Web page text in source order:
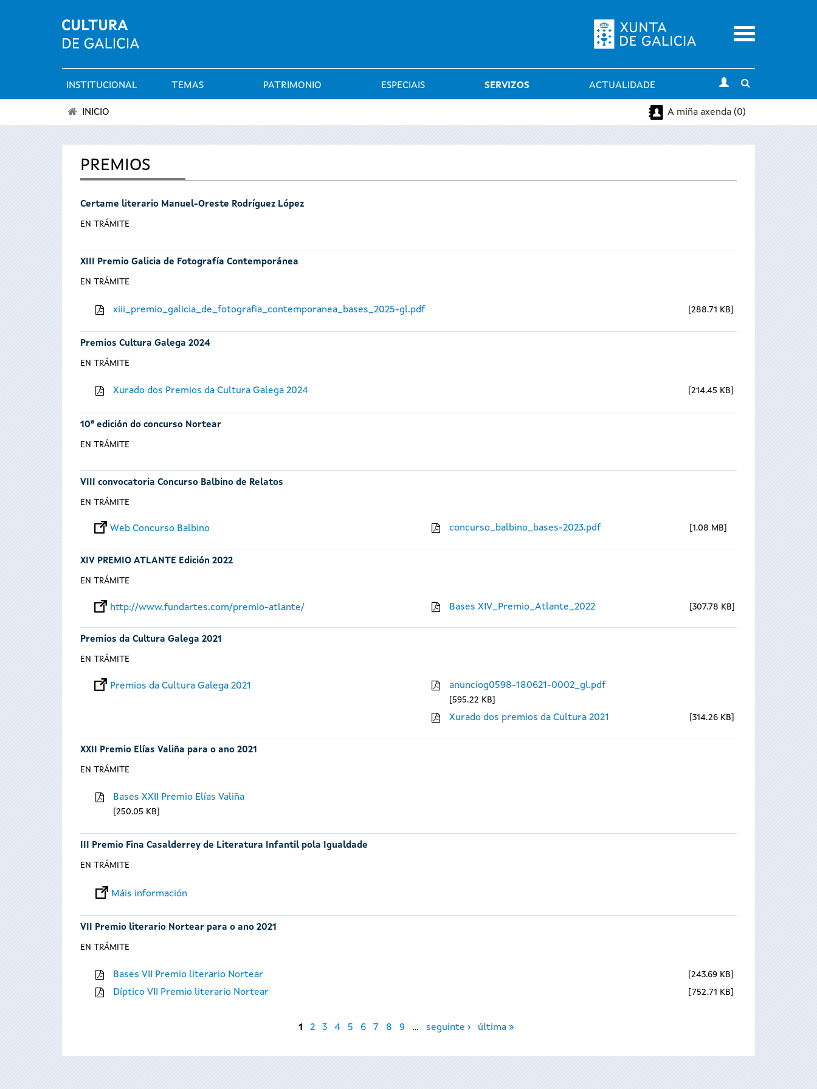
Menu
Menú
principal
INSTITUCIONAL TEMAS PATRIMONIO ESPECIAIS SERVIZOS ACTUALIDADE
search
está
INICIO A miña axenda (0)
PREMIOS
Certame literario Manuel-Oreste Rodríguez López
EN TRÁMITE
XIII Premio Galicia de Fotografía Contemporánea
EN TRÁMITE
xiii_premio_galicia_de_fotografia_contemporanea_bases_2025-gl.pdf 288.71 KB
Premios Cultura Galega 2024
EN TRÁMITE
Xurado dos Premios da Cultura Galega 2024 214.45 KB
10ª edición do concurso Nortear
EN TRÁMITE
VIII convocatoria Concurso Balbino de Relatos
EN TRÁMITE
Web Concurso Balbino concurso_balbino_bases-2023.pdf 1.08 MB
XIV PREMIO ATLANTE Edición 2022
EN TRÁMITE
http://www.fundartes.com/premio-atlante/ Bases XIV_Premio_Atlante_2022 307.78 KB
Premios da Cultura Galega 2021
EN TRÁMITE
Premios da Cultura Galega 2021 anunciog0598-180621-0002_gl.pdf
595.22 KB
Xurado dos premios da Cultura 2021 314.26 KB
XXII Premio Elías Valiña para o ano 2021
EN TRÁMITE
Bases XXII Premio Elías Valiña
250.05 KB
III Premio Fina Casalderrey de Literatura Infantil pola Igualdade
EN TRÁMITE
Máis información
VII Premio literario Nortear para o ano 2021
EN TRÁMITE
Bases VII Premio literario Nortear 243.69 KB
Díptico VII Premio literario Nortear 752.71 KB
1 2 3 4 5 6 7 8 9 … seguinte › última »